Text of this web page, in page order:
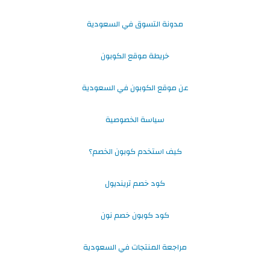
مدونة التسوق في السعودية
خريطة موقع الكوبون
عن موقع الكوبون في السعودية
سياسة الخصوصية
كيف استخدم كوبون الخصم؟
كود خصم ترينديول
كود كوبون خصم نون
مراجعة المنتجات في السعودية